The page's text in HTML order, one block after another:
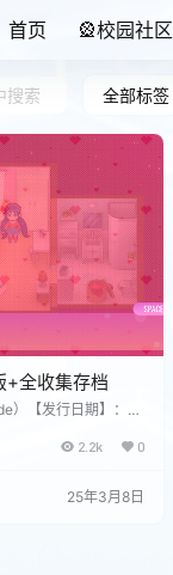
首页 🎡校园社区
全部标签
全收集存档
）【发行日期】：2
【游戏大小】：869
压软件】：推荐使
先使用WinRAR修
2.2k 0
25年3月8日